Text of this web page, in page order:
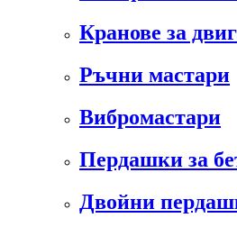
Кранове за
Ръчни мастари
Вибромастари
Пердашки за
Двойни